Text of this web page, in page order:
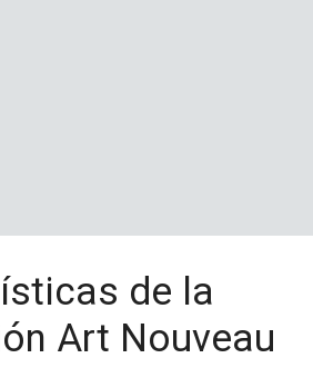
de la
Art Nouveau